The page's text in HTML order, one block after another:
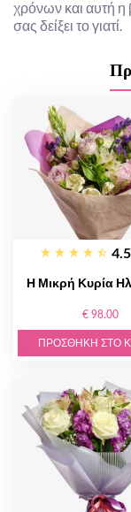
χρόνων και αυτή η
σας δείξει το γιατί.
4.5
Η Μικρή Κυρία
€ 98.00
ΠΡΟΣΘΉΚΗ ΣΤΟ